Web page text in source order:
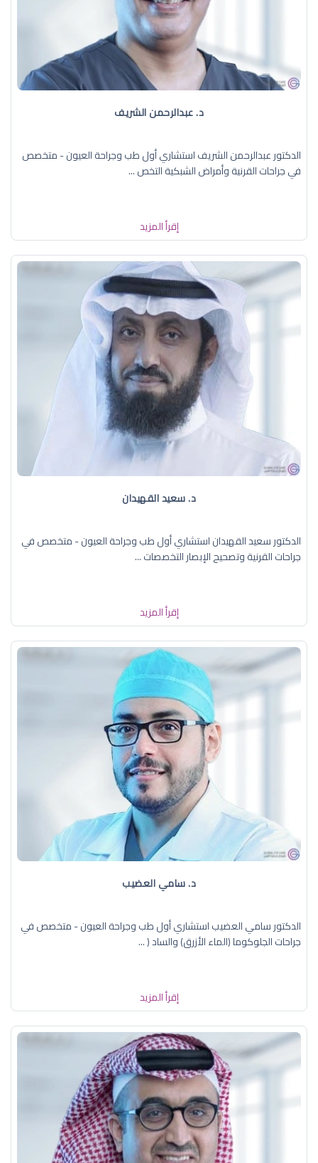
د. عبدالرحمن الشريف
الدكتور عبدالرحمن الشريف استشاري أول طب وجراحة العيون - متخصص
في جراحات القرنية وأمراض الشبكية التخص ...
إقرأ المزيد
د. سعيد القهيدان
الدكتور سعيد القهيدان استشاري أول طب وجراحة العيون - متخصص في
جراحات القرنية وتصحيح الإبصار التخصصات ...
إقرأ المزيد
د. سامي العضيب
الدكتور سامي العضيب استشاري أول طب وجراحة العيون - متخصص في
جراحات الجلوكوما (الماء الأزرق) والساد ( ...
إقرأ المزيد